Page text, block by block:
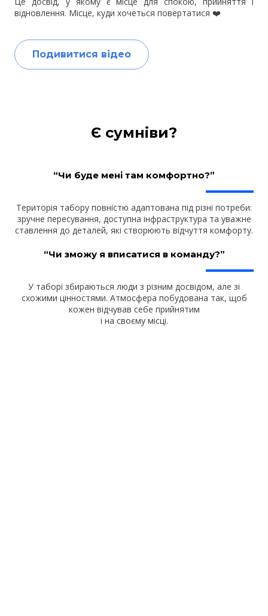
відновлення. Місце, куди хочеться повертатися ❤️
Подивитися відео
Є сумніви?
“Чи буде мені там комфортно?”
Територія табору повністю адаптована під різні потреби:
зручне пересування, доступна інфраструктура та уважне
ставлення до деталей, які створюють відчуття комфорту.
“Чи зможу я вписатися в команду?”
У таборі збираються люди з різним досвідом, але зі
схожими цінностями. Атмосфера побудована так, щоб
кожен відчував себе прийнятим
і на своєму місці.